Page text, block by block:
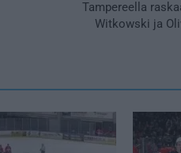
Tampereella
Witkowski ja